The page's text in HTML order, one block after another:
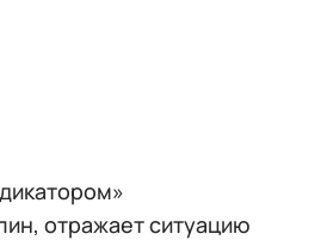
отражает ситуацию